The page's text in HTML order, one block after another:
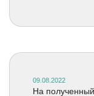
09.08.2022
На